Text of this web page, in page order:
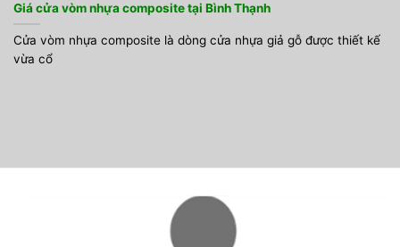
Giá cửa vòm nhựa composite tại Bình Thạnh
Cửa vòm nhựa composite là dòng cửa nhựa giả gỗ được thiết kế
vừa cổ